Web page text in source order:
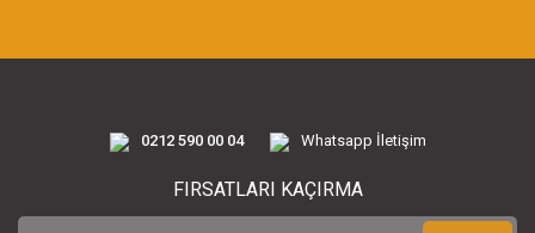
0212 590 00 04 Whatsapp İletişim
FIRSATLARI KAÇIRMA